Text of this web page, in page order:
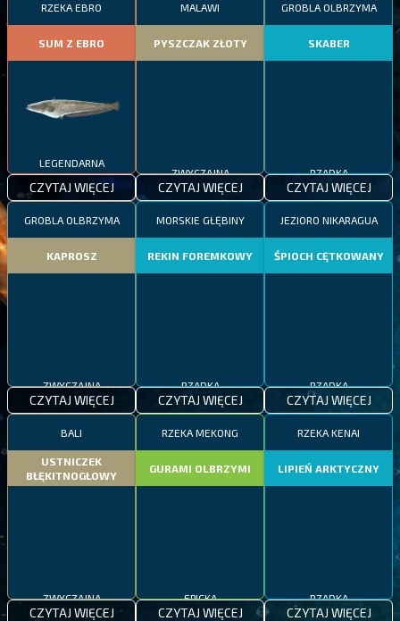
RZEKA EBRO
SUM Z EBRO
LEGENDARNA
CZYTAJ WIĘCEJ
MALAWI
PYSZCZAK ZŁOTY
CZYTAJ WIĘCEJ
GROBLA OLBRZYMA
SKABER
CZYTAJ WIĘCEJ
GROBLA OLBRZYMA
KAPROSZ
CZYTAJ WIĘCEJ
MORSKIE GŁĘBINY
REKIN FOREMKOWY
CZYTAJ WIĘCEJ
JEZIORO NIKARAGUA
ŚPIOCH CĘTKOWANY
CZYTAJ WIĘCEJ
BALI
USTNICZEK
BŁĘKITNOGŁOWY
CZYTAJ WIĘCEJ
RZEKA MEKONG
GURAMI OLBRZYMI
CZYTAJ WIĘCEJ
RZEKA KENAI
LIPIEŃ ARKTYCZNY
CZYTAJ WIĘCEJ